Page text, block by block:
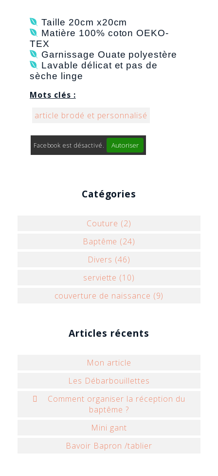
 Taille 20cm x20cm
 Matière 100% coton OEKO-
TEX
 Garnissage Ouate polyestère
 Lavable délicat et pas de
sèche linge
Mots clés :
article brodé et personnalisé
Facebook est désactivé. Autoriser
Catégories
Couture (2)
Baptême (24)
Divers (46)
serviette (10)
couverture de naissance (9)
Articles récents
Mon article
Les Débarbouillettes
 Comment organiser la réception du
baptême ?
Mini gant
Bavoir Bapron /tablier